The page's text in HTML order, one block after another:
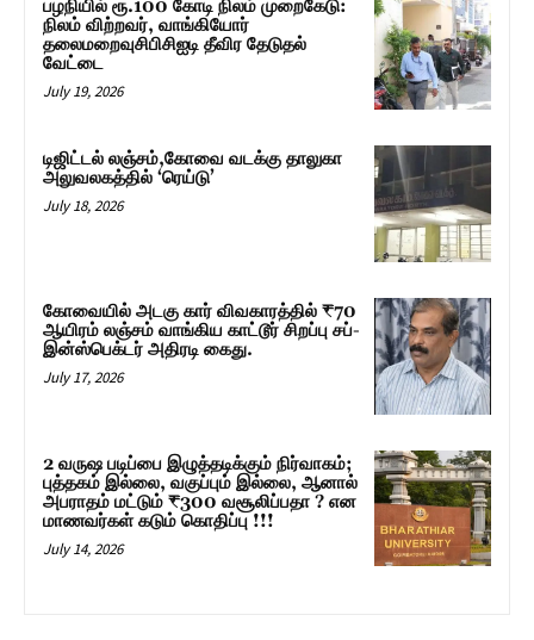
பழநியில் ரூ.100 கோடி நிலம் முறைகேடு:
நிலம் விற்றவர், வாங்கியோர்
தலைமறைவுசிபிசிஐடி தீவிர தேடுதல்
வேட்டை
July 19, 2026
டிஜிட்டல் லஞ்சம்,கோவை வடக்கு தாலுகா
அலுவலகத்தில் ‘ரெய்டு’
July 18, 2026
கோவையில் அடகு கார் விவகாரத்தில் ₹70
ஆயிரம் லஞ்சம் வாங்கிய காட்டூர் சிறப்பு சப்-
இன்ஸ்பெக்டர் அதிரடி கைது.
July 17, 2026
2 வருஷ படிப்பை இழுத்தடிக்கும் நிர்வாகம்;
புத்தகம் இல்லை, வகுப்பும் இல்லை, ஆனால்
அபராதம் மட்டும் ₹300 வசூலிப்பதா ? என
மாணவர்கள் கடும் கொதிப்பு !!!
July 14, 2026